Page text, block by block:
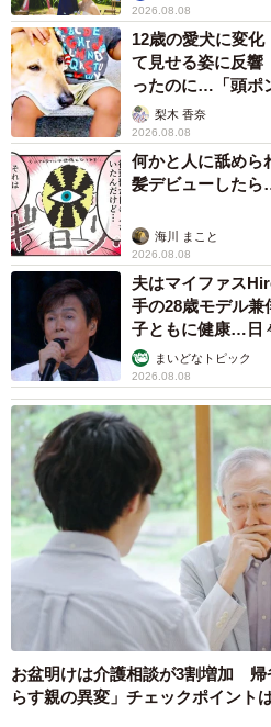
2026.08.08
12歳の愛犬に変
て見せる姿に反
ったのに…「頭ポ
「尊…」
梨木 香奈
2026.08.08
何かと人に舐め
髪デビューしたら
海川 まこと
2026.08.08
夫はマイファス
手の28歳モデル兼
子ともに健康…日
まいどなトピック
2026.08.08
お盆明けは介護相談が3割増加 帰
らす親の異変」チェックポイント